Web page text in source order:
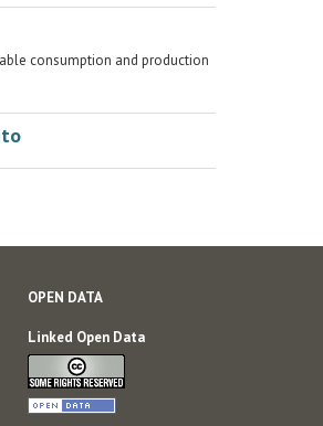
consumption and production
OPEN DATA
Linked Open Data